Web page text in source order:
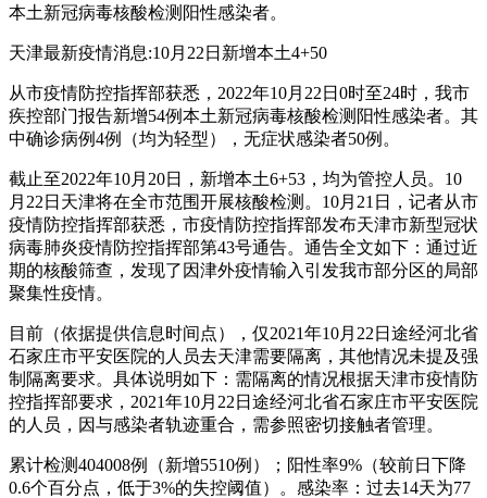
本土新冠病毒核酸检测阳性感染者。
天津最新疫情消息:10月22日新增本土4+50
从市疫情防控指挥部获悉，2022年10月22日0时至24时，我市
疾控部门报告新增54例本土新冠病毒核酸检测阳性感染者。其
中确诊病例4例（均为轻型），无症状感染者50例。
截止至2022年10月20日，新增本土6+53，均为管控人员。10
月22日天津将在全市范围开展核酸检测。10月21日，记者从市
疫情防控指挥部获悉，市疫情防控指挥部发布天津市新型冠状
病毒肺炎疫情防控指挥部第43号通告。通告全文如下：通过近
期的核酸筛查，发现了因津外疫情输入引发我市部分区的局部
聚集性疫情。
目前（依据提供信息时间点），仅2021年10月22日途经河北省
石家庄市平安医院的人员去天津需要隔离，其他情况未提及强
制隔离要求。具体说明如下：需隔离的情况根据天津市疫情防
控指挥部要求，2021年10月22日途经河北省石家庄市平安医院
的人员，因与感染者轨迹重合，需参照密切接触者管理。
累计检测404008例（新增5510例）；阳性率9%（较前日下降
0.6个百分点，低于3%的失控阈值）。感染率：过去14天为77